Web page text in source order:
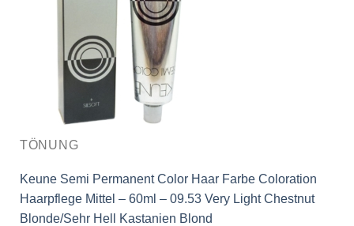
TÖNUNG
Keune Semi Permanent Color Haar Farbe Coloration
Haarpflege Mittel – 60ml – 09.53 Very Light Chestnut
Blonde/Sehr Hell Kastanien Blond